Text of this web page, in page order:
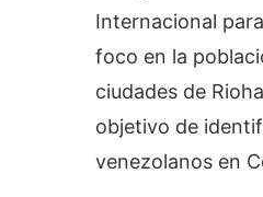
Internacional
foco en la
ciudades de
objetivo de
venezolanos en